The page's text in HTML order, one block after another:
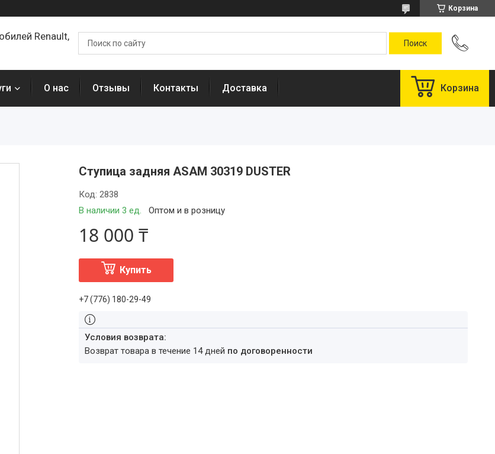
Корзина
Renault,
О нас Отзывы Контакты Доставка Корзина
Ступица задняя ASAM 30319 DUSTER
В наличии 3 ед. Оптом и в розницу
Код:2838
18 000 ₸
Купить
+7 (776) 180-29-49
возврат товара в течение 14 дней по договоренности